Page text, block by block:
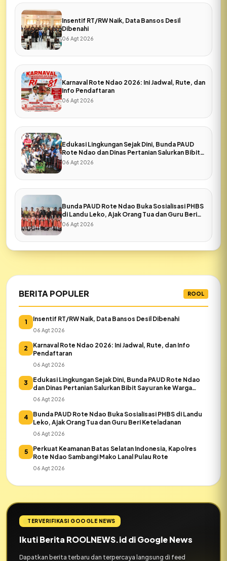
Insentif RT/RW Naik, Data Bansos Desil
Dibenahi
06 Agt 2026
Karnaval Rote Ndao 2026: Ini Jadwal, Rute, dan
Info Pendaftaran
06 Agt 2026
Edukasi Lingkungan Sejak Dini, Bunda PAUD
Rote Ndao dan Dinas Pertanian Salurkan Bibit
Sayuran ke Warga Daeloni
06 Agt 2026
Bunda PAUD Rote Ndao Buka Sosialisasi PHBS
di Landu Leko, Ajak Orang Tua dan Guru Beri
Keteladanan
06 Agt 2026
BERITA POPULER ROOL
1 Insentif RT/RW Naik, Data Bansos Desil Dibenahi
06 Agt 2026
2
Karnaval Rote Ndao 2026: Ini Jadwal, Rute, dan Info
Pendaftaran
06 Agt 2026
3
Edukasi Lingkungan Sejak Dini, Bunda PAUD Rote Ndao
dan Dinas Pertanian Salurkan Bibit Sayuran ke Warga
Daeloni
06 Agt 2026
4
Bunda PAUD Rote Ndao Buka Sosialisasi PHBS di Landu
Leko, Ajak Orang Tua dan Guru Beri Keteladanan
06 Agt 2026
5
Perkuat Keamanan Batas Selatan Indonesia, Kapolres
Rote Ndao Sambangi Mako Lanal Pulau Rote
06 Agt 2026
TERVERIFIKASI GOOGLE NEWS
Ikuti Berita ROOLNEWS.id di Google News
Dapatkan berita terbaru dan terpercaya langsung di feed